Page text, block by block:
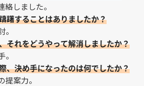
しました。
することはありましたか？
れをどうやって解消しましたか？
決め手になったのは何でしたか？
提案力。